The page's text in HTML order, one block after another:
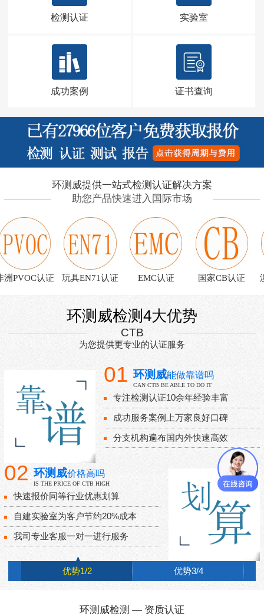
检测认证 实验室
成功案例 证书查询
环测威提供一站式检测认证解决方案
助您产品快速进入国际市场
PVOC认证 玩具EN71认证 EMC认证 国家CB认证
环测威检测4大优势
CTB
为您提供更专业的认证服务
01 环测威能做靠谱吗
CAN CTB BE ABLE TO DO IT
专注检测认证10余年经验丰富
成功服务案例上万家良好口碑
分支机构遍布国内外快速高效
02 环测威价格高吗
IS THE PRICE OF CTB HIGH
快速报价同等行业优惠划算
自建实验室为客户节约20%成本
我司专业客服一对一进行服务
优势1/2 优势3/4
环测威检测 — 资质认证